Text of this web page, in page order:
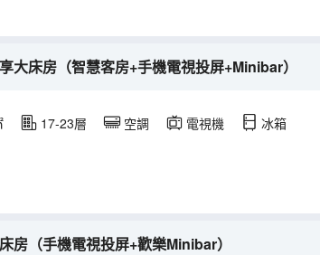
大床房（智慧客房+手機電視投屏+Minibar）
17-23層 空調 電視機 冰箱
房（手機電視投屏+歡樂Minibar）